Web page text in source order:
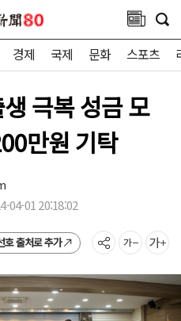
경제 국제 문화 스포츠
극복 성금 모
만원 기탁
04-01 20:18:02
호 출처로 추가